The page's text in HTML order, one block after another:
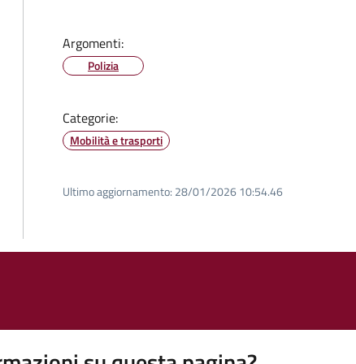
Argomenti:
Polizia
Categorie:
Mobilità e trasporti
Ultimo aggiornamento: 28/01/2026 10:54.46